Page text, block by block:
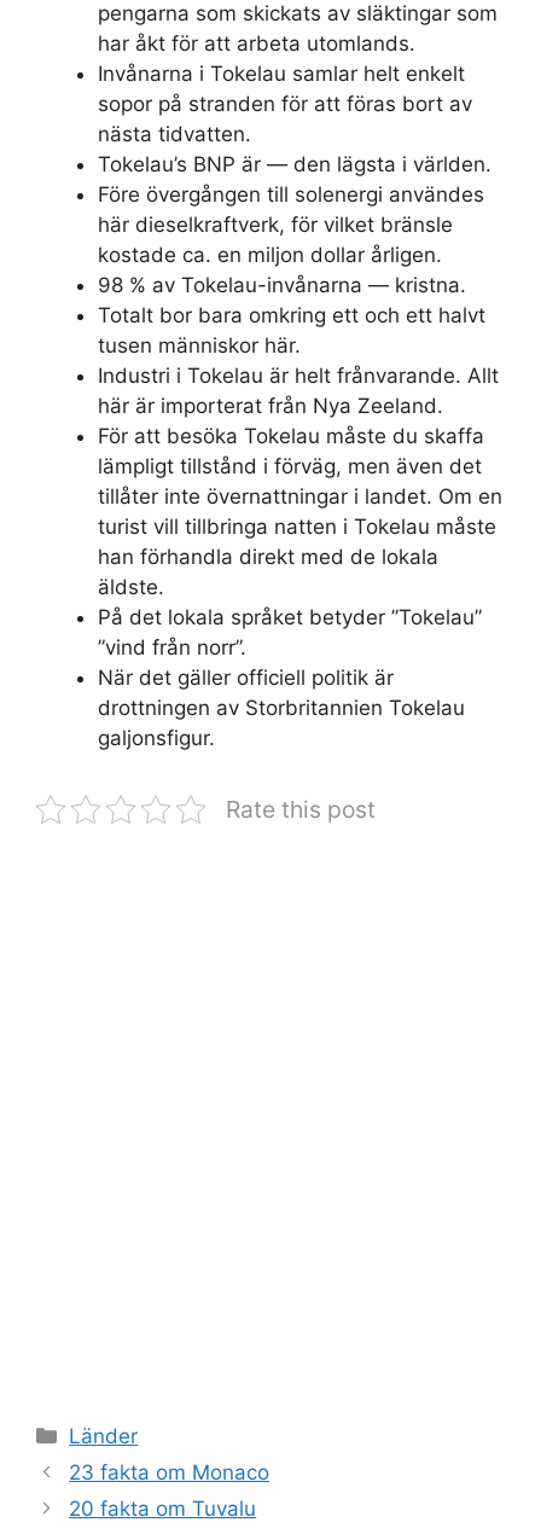
pengarna som skickats av släktingar som
har åkt för att arbeta utomlands.
Invånarna i Tokelau samlar helt enkelt
sopor på stranden för att föras bort av
nästa tidvatten.
Tokelau’s BNP är — den lägsta i världen.
Före övergången till solenergi användes
här dieselkraftverk, för vilket bränsle
kostade ca. en miljon dollar årligen.
98 % av Tokelau-invånarna — kristna.
Totalt bor bara omkring ett och ett halvt
tusen människor här.
Industri i Tokelau är helt frånvarande. Allt
här är importerat från Nya Zeeland.
För att besöka Tokelau måste du skaffa
lämpligt tillstånd i förväg, men även det
tillåter inte övernattningar i landet. Om en
turist vill tillbringa natten i Tokelau måste
han förhandla direkt med de lokala
äldste.
På det lokala språket betyder ”Tokelau”
”vind från norr”.
När det gäller officiell politik är
drottningen av Storbritannien Tokelau
galjonsfigur.
Rate this post
Kategorier
Länder
23 fakta om Monaco
20 fakta om Tuvalu